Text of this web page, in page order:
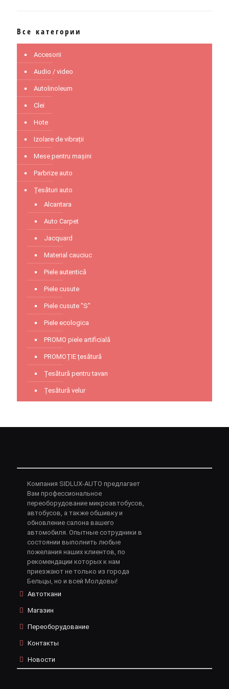
Все категории
Accesorii
Audio / video
Autolinoleum
Clei
Hote
Izolare de vibrații
Mese pentru mașini
Parbrize auto
Țesături auto
Alcantara
Auto Carpet
Jacquard
Material cauciuc
Piele autentică
Piele cusute
Piele cusute "S"
Piele ecologica
PROMO piele artificială
PROMOȚIE țesătură
Țesătură pentru tavan
Țesătură velur
Компания SIDLUX-AUTO предлагает
Вам профессиональное
переоборудование микроавтобусов,
автобусов, а также обшивку и
обновление салона вашего
автомобиля. Опытные сотрудники в
состоянии выполнить любые
пожелания наших клиентов, по
рекомендации которых к нам
приезжают не только из города
Бельцы, но и всей Молдовы!
Автоткани
Магазин
Переоборудование
Контакты
Новости